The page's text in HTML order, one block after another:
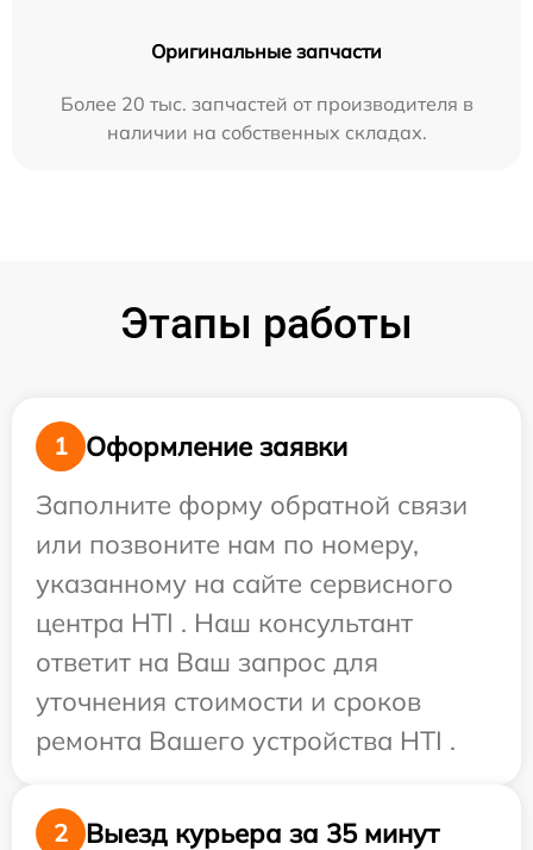
Оригинальные запчасти
Более 20 тыс. запчастей от производителя в
наличии на собственных складах.
Этапы работы
1
Оформление заявки
Заполните форму обратной связи
или позвоните нам по номеру,
указанному на сайте сервисного
центра HTI . Наш консультант
ответит на Ваш запрос для
уточнения стоимости и сроков
ремонта Вашего устройства HTI .
2 Выезд курьера за 35 минут